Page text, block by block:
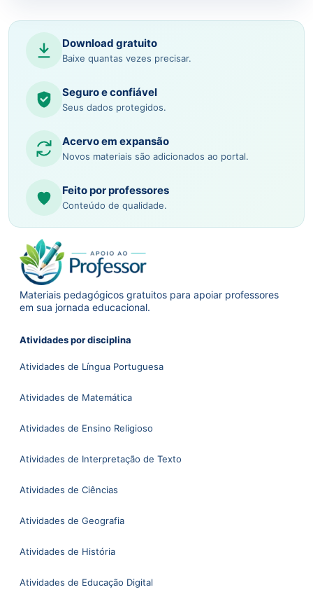
Download gratuito
Baixe quantas vezes precisar.
Seguro e confiável
Seus dados protegidos.
Acervo em expansão
Novos materiais são adicionados ao portal.
Feito por professores
Conteúdo de qualidade.
Materiais pedagógicos gratuitos para apoiar professores
em sua jornada educacional.
Atividades por disciplina
Atividades de Língua Portuguesa
Atividades de Matemática
Atividades de Ensino Religioso
Atividades de Interpretação de Texto
Atividades de Ciências
Atividades de Geografia
Atividades de História
Atividades de Educação Digital